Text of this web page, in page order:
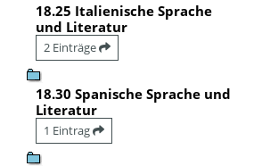
18.25 Italienische Sprache
und Literatur
2 Einträge
18.30 Spanische Sprache und
Literatur
1 Eintrag